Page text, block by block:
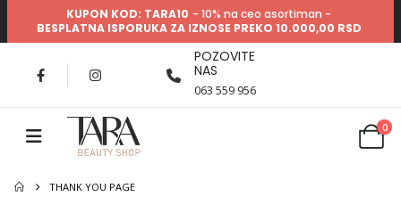
KUPON KOD: TARA10 - 10% na ceo asortiman -
BESPLATNA ISPORUKA ZA IZNOSE PREKO 10.000,00 RSD
POZOVITE
NAS
063 559 956
0
THANK YOU PAGE